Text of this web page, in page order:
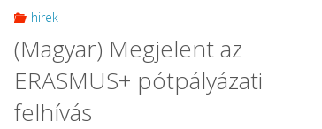
hirek
(Magyar) Megjelent az
ERASMUS+ pótpályázati
felhívás